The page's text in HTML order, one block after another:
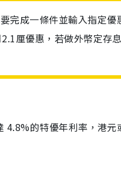
完成一條件並輸入指定優
厘優惠，若做外幣定存
4.8%的特優年利率，港元